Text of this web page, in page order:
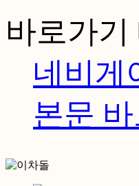
바로가기
네비게
본문